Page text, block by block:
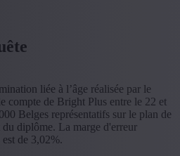
liée à l’âge réalisée par le
compte de Bright Plus entre le 22 et
Belges représentatifs sur le plan de
du diplôme. La marge d'erreur
de 3,02%.